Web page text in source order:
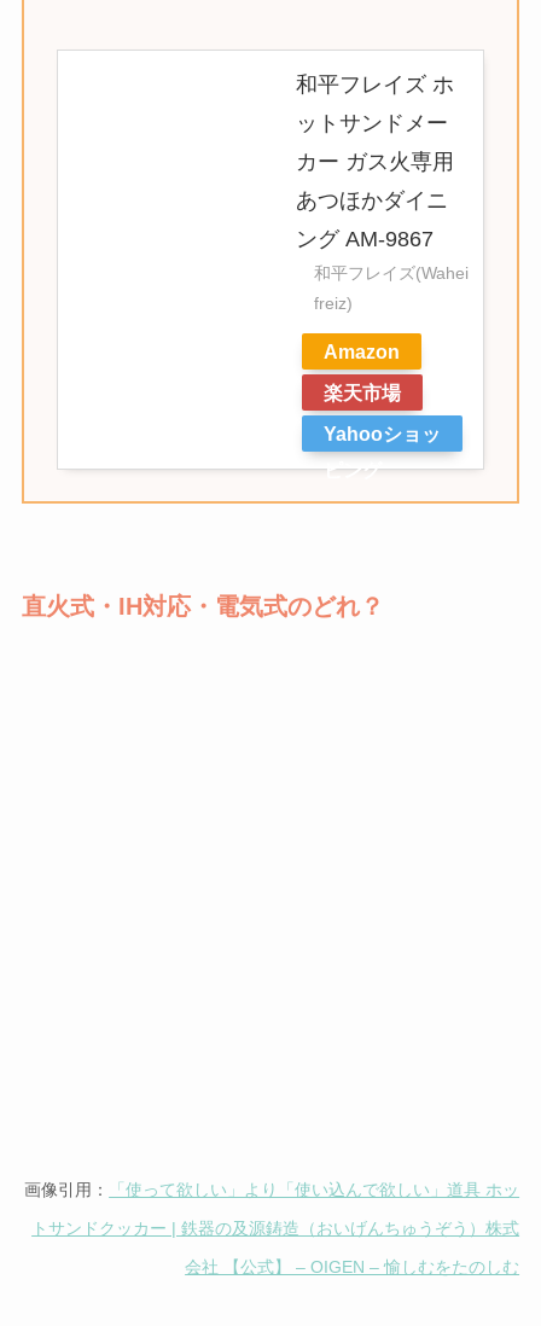
和平フレイズ ホ
ットサンドメー
カー ガス火専用
あつほかダイニ
ング AM-9867
和平フレイズ(Wahei
freiz)
Amazon
楽天市場
Yahooショッ
ピング
直火式・IH対応・電気式のどれ？
画像引用：
「使って欲しい」より「使い込んで欲しい」道具 ホッ
トサンドクッカー | 鉄器の及源鋳造（おいげんちゅうぞう）株式
会社 【公式】 – OIGEN – 愉しむをたのしむ